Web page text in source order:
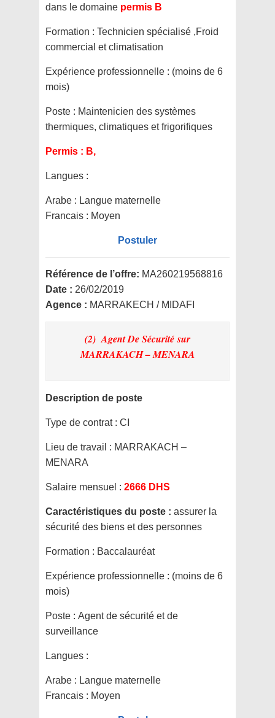
dans le domaine permis B
Formation : Technicien spécialisé ,Froid
commercial et climatisation
Expérience professionnelle : (moins de 6
mois)
Poste : Maintenicien des systèmes
thermiques, climatiques et frigorifiques
Permis : B,
Langues :
Arabe : Langue maternelle
Francais : Moyen
Postuler
Référence de l’offre: MA260219568816
Date : 26/02/2019
Agence : MARRAKECH / MIDAFI
(2) Agent De Sécuritésur
MARRAKACH – MENARA
Description de poste
Type de contrat : CI
Lieu de travail : MARRAKACH –
MENARA
Salaire mensuel : 2666 DHS
Caractéristiques du poste : assurer la
sécurité des biens et des personnes
Formation : Baccalauréat
Expérience professionnelle : (moins de 6
mois)
Poste : Agent de sécurité et de
surveillance
Langues :
Arabe : Langue maternelle
Francais : Moyen